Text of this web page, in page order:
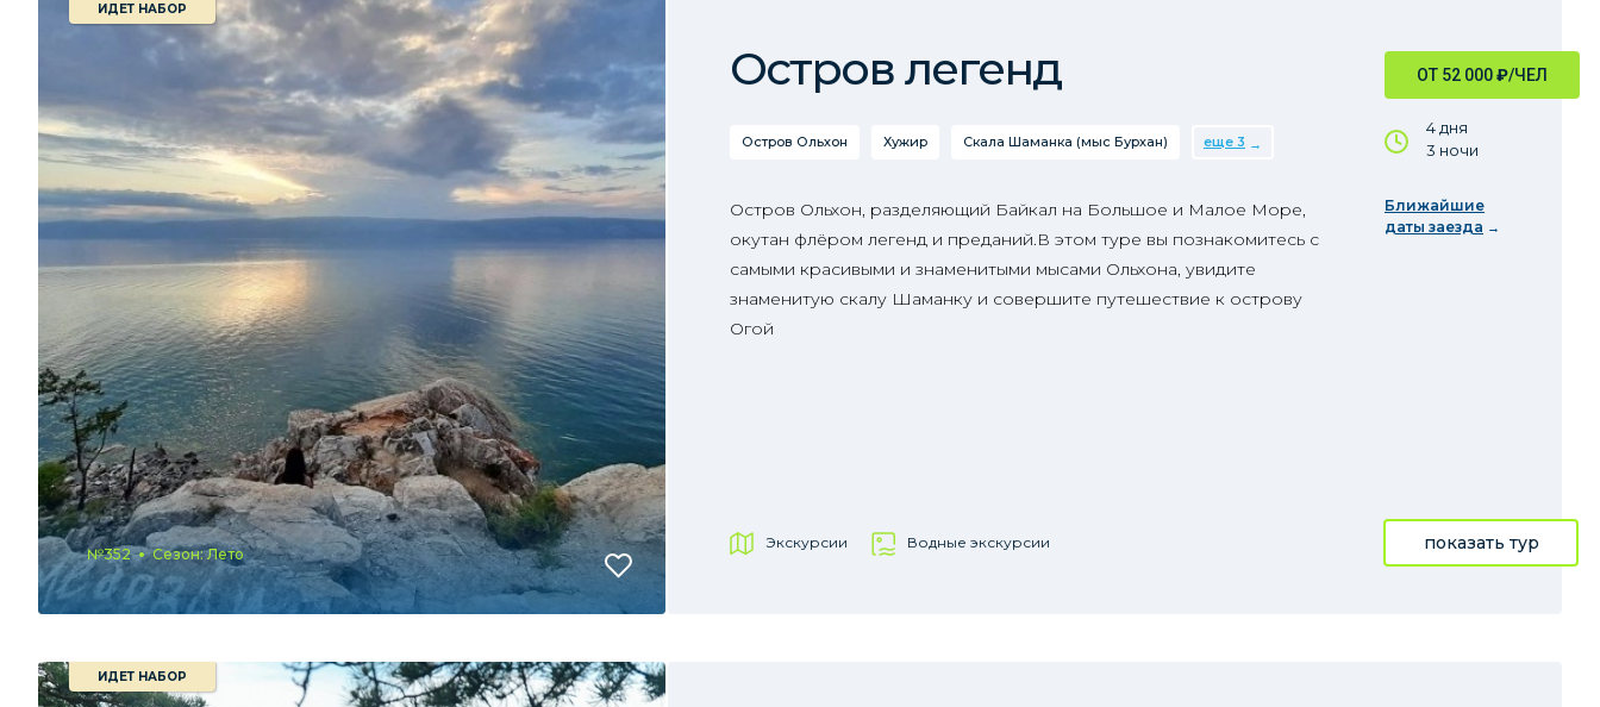
ИДЕТ НАБОР
№352 Сезон: Лето
ОТ 52 000₽/ЧЕЛ
4 дня
3 ночи
Ближайшие
даты заезда
Остров легенд
Остров Ольхон Хужир Скала Шаманка (мыс Бурхан) еще 3
Остров Ольхон, разделяющий Байкал на Большое и Малое Море,
окутан флёром легенд и преданий.В этом туре вы познакомитесь с
самыми красивыми и знаменитыми мысами Ольхона, увидите
знаменитую скалу Шаманку и совершите путешествие к острову
Огой
Экскурсии Водные экскурсии показать тур
ИДЕТ НАБОР